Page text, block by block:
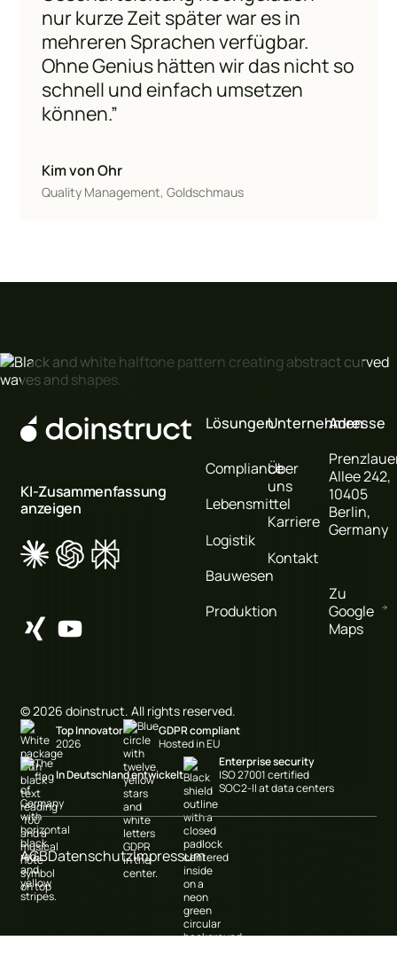
nur kurze Zeit später war es in
mehreren Sprachen verfügbar.
Ohne Genius hätten wir das nicht so
schnell und einfach umsetzen
können.”
Kim von Ohr
Quality Management, Goldschmaus
Footer
KI-Zusammenfassung
anzeigen
Lösungen
Compliance
Lebensmittel
Logistik
Bauwesen
Produktion
Unternehmen
Über
uns
Karriere
Kontakt
Adresse
Allee 242,
10405
Berlin,
Germany
Zu
Google
Maps
©2026 doinstruct. All rights reserved.
Top Innovator
2026
GDPR compliant
Hosted in EU
In Deutschland entwickelt
Enterprise security
ISO 27001 certified
SOC2-II at data centers
AGBDatenschutzImpressum